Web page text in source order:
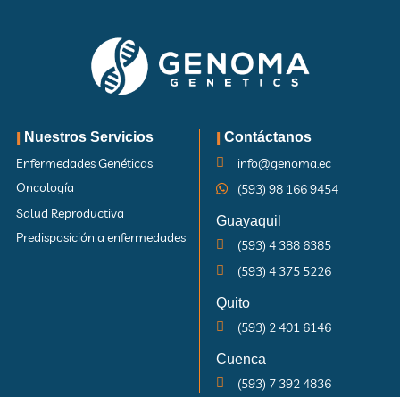
| Nuestros Servicios
Enfermedades Genéticas
Oncología
Salud Reproductiva
Predisposición a enfermedades
| Contáctanos
info@genoma.ec
(593) 98 166 9454
Guayaquil
(593) 4 388 6385
(593) 4 375 5226
Quito
(593) 2 401 6146
Cuenca
(593) 7 392 4836